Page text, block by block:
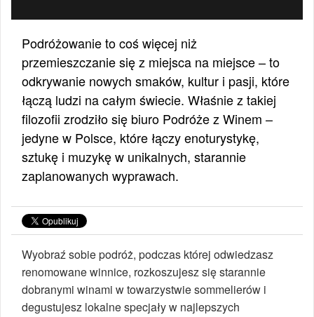
Podróżowanie to coś więcej niż
przemieszczanie się z miejsca na miejsce – to
odkrywanie nowych smaków, kultur i pasji, które
łączą ludzi na całym świecie. Właśnie z takiej
filozofii zrodziło się biuro Podróże z Winem –
jedyne w Polsce, które łączy enoturystykę,
sztukę i muzykę w unikalnych, starannie
zaplanowanych wyprawach.
Wyobraź sobie podróż, podczas której odwiedzasz
renomowane winnice, rozkoszujesz się starannie
dobranymi winami w towarzystwie sommelierów i
degustujesz lokalne specjały w najlepszych